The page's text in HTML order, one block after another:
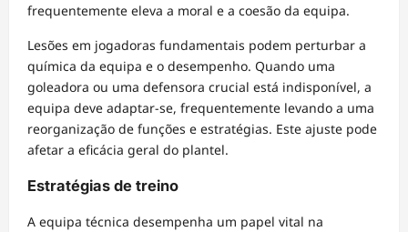
frequentemente eleva a moral e a coesão da equipa.
Lesões em jogadoras fundamentais podem perturbar a
química da equipa e o desempenho. Quando uma
goleadora ou uma defensora crucial está indisponível, a
equipa deve adaptar-se, frequentemente levando a uma
reorganização de funções e estratégias. Este ajuste pode
afetar a eficácia geral do plantel.
Estratégias de treino
A equipa técnica desempenha um papel vital na